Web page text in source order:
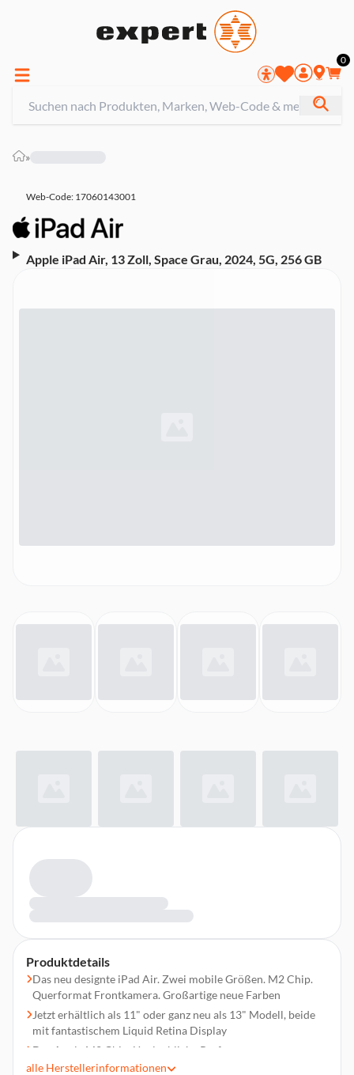
0
»
Web-Code: 17060143001
Apple iPad Air, 13 Zoll, Space Grau, 2024, 5G, 256 GB
Produktdetails
Das neu designte iPad Air. Zwei mobile Größen. M2 Chip.
Querformat Frontkamera. Großartige neue Farben
Jetzt erhältlich als 11" oder ganz neu als 13" Modell, beide
mit fantastischem Liquid Retina Display
Der Apple M2 Chip. Unglaubliche Performance.
Superschnelle Grafik. Leistungs­starke KI Fähigkeiten
alle Herstellerinformationen